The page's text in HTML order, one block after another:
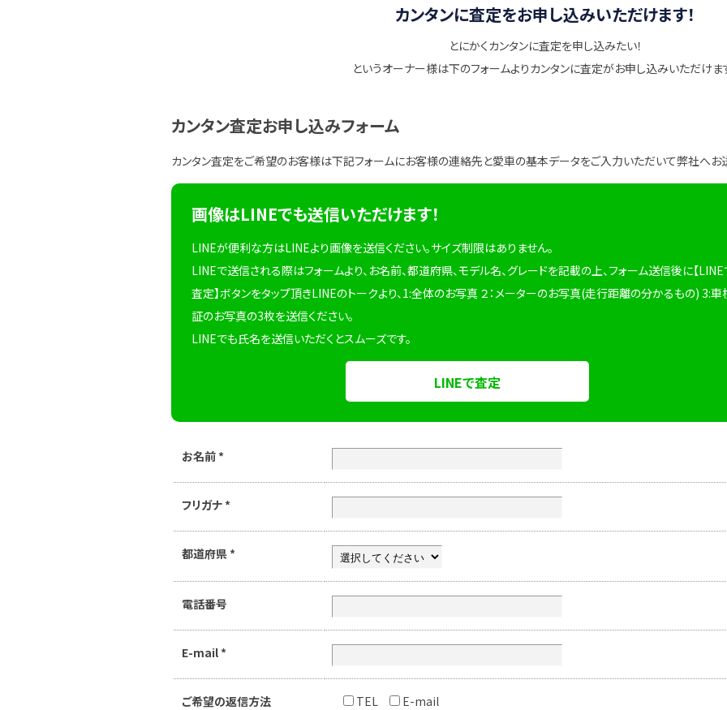
カンタンに査定をお申し込みいただけます！
とにかくカンタンに査定を申し込みたい！
というオーナー様は下のフォームよりカンタンに査定がお申し込みいただけま
カンタン査定お申し込みフォーム
カンタン査定をご希望のお客様は下記フォームにお客様の連絡先と愛車の基本データをご入力いただいて弊社へお
画像はLINEでも送信いただけます！
LINEが便利な方はLINEより画像を送信ください。サイズ制限はありません。
LINEで送信される際はフォームより、お名前、都道府県、モデル名、グレードを記載の上、フォーム送信後に【LINE
査定】ボタンをタップ頂きLINEのトークより、1:全体のお写真 ２：メーターのお写真(走行距離の分かるもの) 3:車
証のお写真の3枚を送信ください。
LINEでも氏名を送信いただくとスムーズです。
LINEで査定
お名前 *
フリガナ *
都道府県 *
電話番号
E-mail *
ご希望の返信方法 TEL E-mail